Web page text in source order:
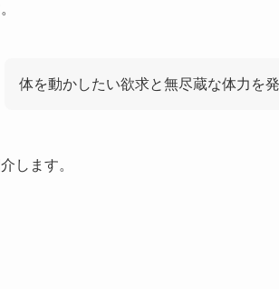
体を動かしたい欲求と無尽蔵な体力を
します。